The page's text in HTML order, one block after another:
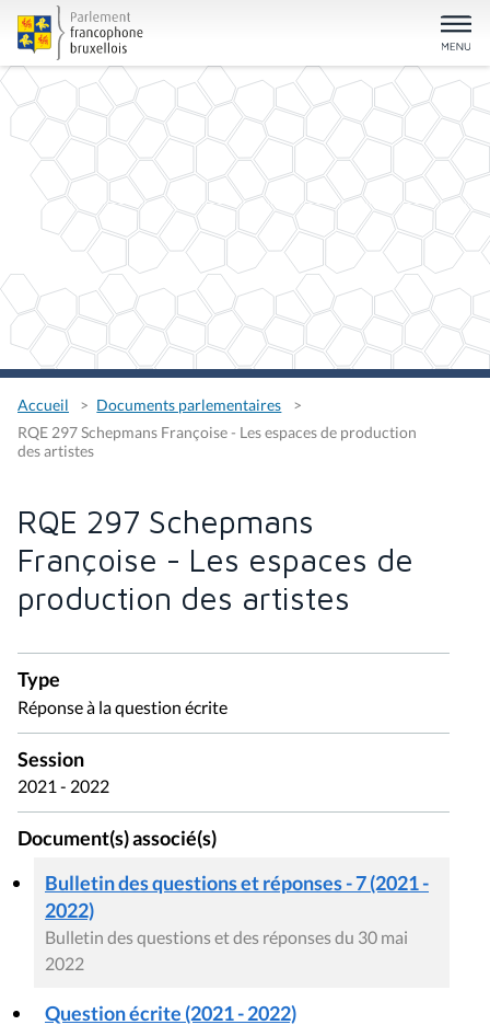
Accueil
Documents parlementaires
RQE 297 Schepmans Françoise - Les espaces de production
des artistes
RQE 297 Schepmans
Françoise - Les espaces de
production des artistes
Type
Réponse à la question écrite
Session
2021 - 2022
Document(s) associé(s)
Bulletin des questions et réponses - 7 (2021 -
2022)
Bulletin des questions et des réponses du 30 mai
2022
Question écrite (2021 - 2022)